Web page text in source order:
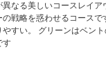
なる美しいコースレイ
の戦略を惑わせるコース
やすい。 グリーンはベン
す